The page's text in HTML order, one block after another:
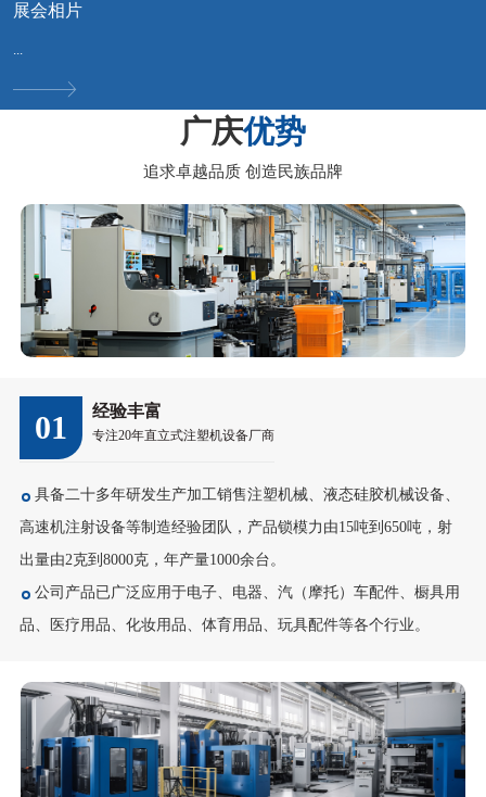
展会相片
广庆优势
追求卓越品质 创造民族品牌
01 经验丰富
专注20年直立式注塑机设备厂商
具备二十多年研发生产加工销售注塑机械、液态硅胶机械设备、
高速机注射设备等制造经验团队，产品锁模力由15吨到650吨，射
出量由2克到8000克，年产量1000余台。
公司产品已广泛应用于电子、电器、汽（摩托）车配件、橱具用
品、医疗用品、化妆用品、体育用品、玩具配件等各个行业。